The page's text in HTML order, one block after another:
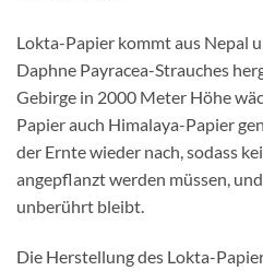
Lokta-Papier kommt aus Nepal
Daphne Payracea-Strauches
Gebirge in 2000 Meter Höhe
Papier auch Himalaya-Papier
der Ernte wieder nach, sodass
angepflanzt werden müssen,
unberührt bleibt.
Die Herstellung des Lokta-